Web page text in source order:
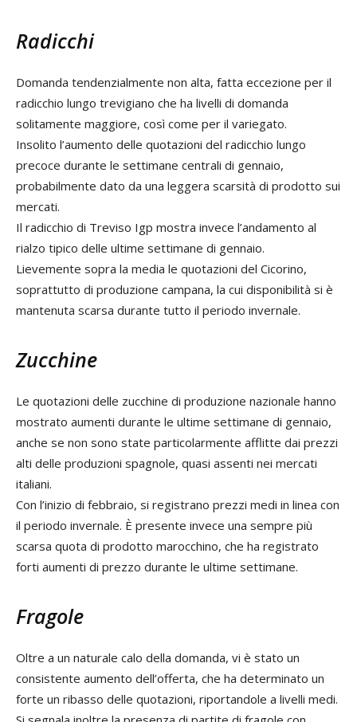
Radicchi
Domanda tendenzialmente non alta, fatta eccezione per il
radicchio lungo trevigiano che ha livelli di domanda
solitamente maggiore, così come per il variegato.
Insolito l’aumento delle quotazioni del radicchio lungo
precoce durante le settimane centrali di gennaio,
probabilmente dato da una leggera scarsità di prodotto sui
mercati.
Il radicchio di Treviso Igp mostra invece l’andamento al
rialzo tipico delle ultime settimane di gennaio.
Lievemente sopra la media le quotazioni del Cicorino,
soprattutto di produzione campana, la cui disponibilità si è
mantenuta scarsa durante tutto il periodo invernale.
Zucchine
Le quotazioni delle zucchine di produzione nazionale hanno
mostrato aumenti durante le ultime settimane di gennaio,
anche se non sono state particolarmente afflitte dai prezzi
alti delle produzioni spagnole, quasi assenti nei mercati
italiani.
Con l’inizio di febbraio, si registrano prezzi medi in linea con
il periodo invernale. È presente invece una sempre più
scarsa quota di prodotto marocchino, che ha registrato
forti aumenti di prezzo durante le ultime settimane.
Fragole
Oltre a un naturale calo della domanda, vi è stato un
consistente aumento dell’offerta, che ha determinato un
forte un ribasso delle quotazioni, riportandole a livelli medi.